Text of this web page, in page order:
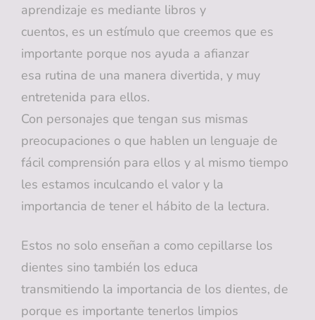
aprendizaje es mediante libros y
cuentos, es un estímulo que creemos que es
importante porque nos ayuda a afianzar
esa rutina de una manera divertida, y muy
entretenida para ellos.
Con personajes que tengan sus mismas
preocupaciones o que hablen un lenguaje de
fácil comprensión para ellos y al mismo tiempo
les estamos inculcando el valor y la
importancia de tener el hábito de la lectura.
Estos no solo enseñan a como cepillarse los
dientes sino también los educa
transmitiendo la importancia de los dientes, de
porque es importante tenerlos limpios